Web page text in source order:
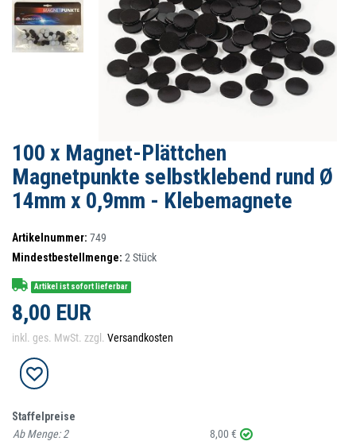
100 x Magnet-Plättchen
Magnetpunkte selbstklebend rund Ø
14mm x 0,9mm - Klebemagnete
Artikelnummer: 749
Mindestbestellmenge: 2 Stück
Artikel ist sofort lieferbar
8,00 EUR
inkl. ges. MwSt. zzgl. Versandkosten
Staffelpreise
Ab Menge:2
8,00 €